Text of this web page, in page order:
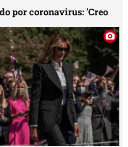
por coronavirus: 'Creo